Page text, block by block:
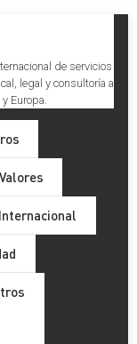
de servicios
legal y consultoría a
Europa.